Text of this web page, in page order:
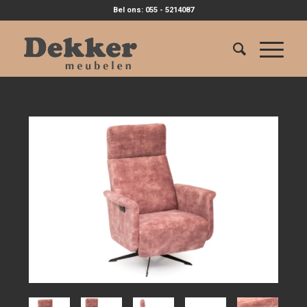
Bel ons: 055 - 5214087